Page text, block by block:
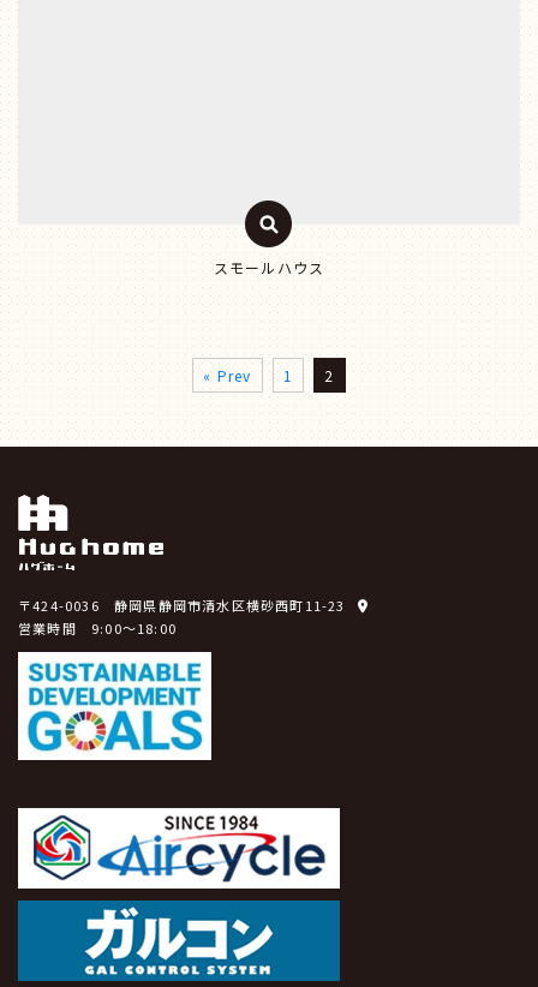
スモールハウス
« Prev 1 2
〒424-0036 静岡県静岡市清水区横砂西町11-23
営業時間 9:00～18:00